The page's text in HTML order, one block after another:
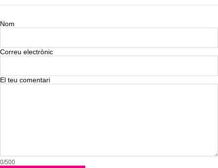
Nom
Correu electrònic
El teu comentari
0/500